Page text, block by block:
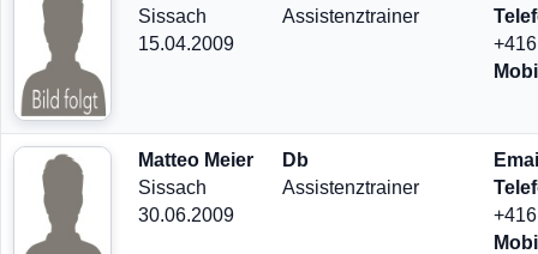
Sissach
15.04.2009
Assistenztrainer
Matteo Meier
Sissach
30.06.2009
Db
Assistenztrainer